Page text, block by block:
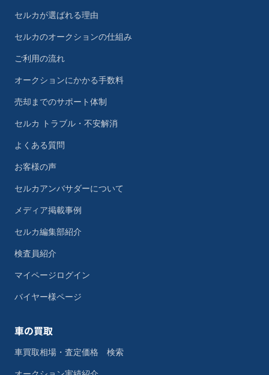
セルカが選ばれる理由
セルカのオークションの仕組み
ご利用の流れ
オークションにかかる手数料
売却までのサポート体制
セルカ トラブル・不安解消
よくある質問
お客様の声
セルカアンバサダーについて
メディア掲載事例
セルカ編集部紹介
検査員紹介
マイページログイン
バイヤー様ページ
車の買取
車買取相場・査定価格 検索